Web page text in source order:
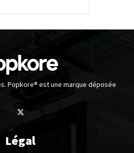
Popkore® est une marque déposée
Légal